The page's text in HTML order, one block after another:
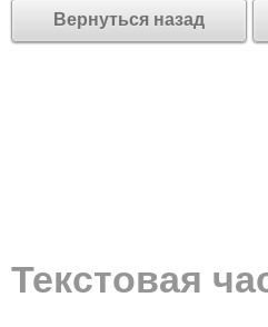
Вернуться назад
Текстовая